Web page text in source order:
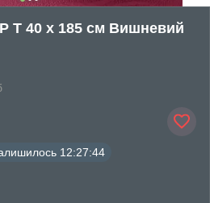
Т 40 х 185 см Вишневий
12:27:43